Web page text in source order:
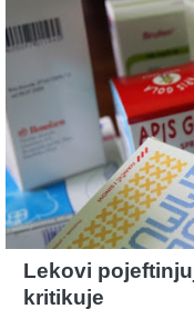
Lekovi
kritikuje